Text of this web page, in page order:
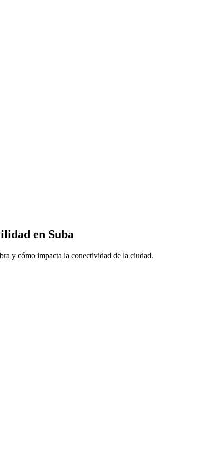
en Suba
y cómo impacta la conectividad de la ciudad.